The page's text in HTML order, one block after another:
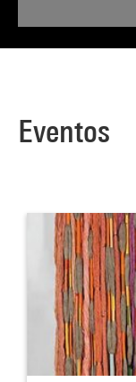
Eventos